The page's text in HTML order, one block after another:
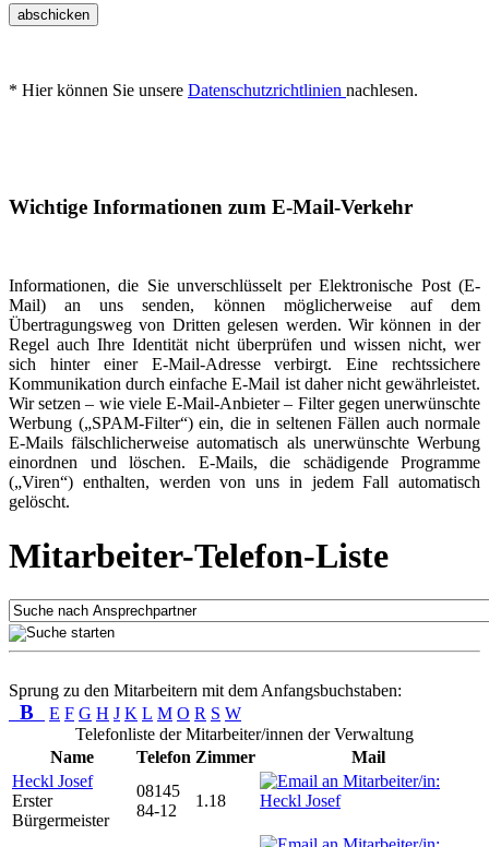
abschicken
* Hier können Sie unsere Datenschutzrichtlinien nachlesen.
Wichtige Informationen zum E-Mail-Verkehr
Informationen, die Sie unverschlüsselt per Elektronische Post (E-
Mail) an uns senden, können möglicherweise auf dem
Übertragungsweg von Dritten gelesen werden. Wir können in der
Regel auch Ihre Identität nicht überprüfen und wissen nicht, wer
sich hinter einer E-Mail-Adresse verbirgt. Eine rechtssichere
Kommunikation durch einfache E-Mail ist daher nicht gewährleistet.
Wir setzen – wie viele E-Mail-Anbieter – Filter gegen unerwünschte
Werbung („SPAM-Filter“) ein, die in seltenen Fällen auch normale
E-Mails fälschlicherweise automatisch als unerwünschte Werbung
einordnen und löschen. E-Mails, die schädigende Programme
(„Viren“) enthalten, werden von uns in jedem Fall automatisch
gelöscht.
Mitarbeiter-Telefon-Liste
Sprung zu den Mitarbeitern mit dem Anfangsbuchstaben:
B E F G H J K L M O R S W
Telefonliste der Mitarbeiter/innen der Verwaltung
Name
Telefon Zimmer
Mail
Heckl Josef
Erster
Bürgermeister
08145
84-12
1.18